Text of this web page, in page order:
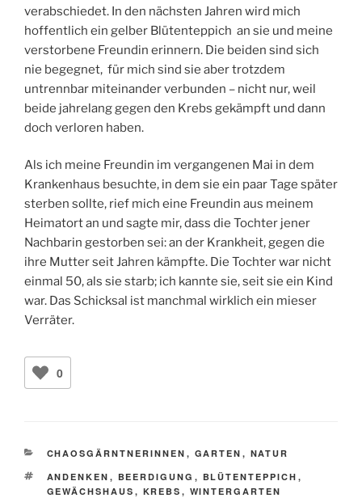
verabschiedet. In den nächsten Jahren wird mich
hoffentlich ein gelber Blütenteppich an sie und meine
verstorbene Freundin erinnern. Die beiden sind sich
nie begegnet, für mich sind sie aber trotzdem
untrennbar miteinander verbunden – nicht nur, weil
beide jahrelang gegen den Krebs gekämpft und dann
doch verloren haben.
Als ich meine Freundin im vergangenen Mai in dem
Krankenhaus besuchte, in dem sie ein paar Tage später
sterben sollte, rief mich eine Freundin aus meinem
Heimatort an und sagte mir, dass die Tochter jener
Nachbarin gestorben sei: an der Krankheit, gegen die
ihre Mutter seit Jahren kämpfte. Die Tochter war nicht
einmal 50, als sie starb; ich kannte sie, seit sie ein Kind
war. Das Schicksal ist manchmal wirklich ein mieser
Verräter.
0
KATEGORIEN
CHAOSGÄRNTNERINNEN , GARTEN , NATUR
SCHLAGWÖRTER
ANDENKEN , BEERDIGUNG , BLÜTENTEPPICH ,
GEWÄCHSHAUS , KREBS , WINTERGARTEN